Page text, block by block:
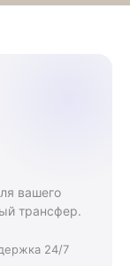
вашего
трансфер.
24/7